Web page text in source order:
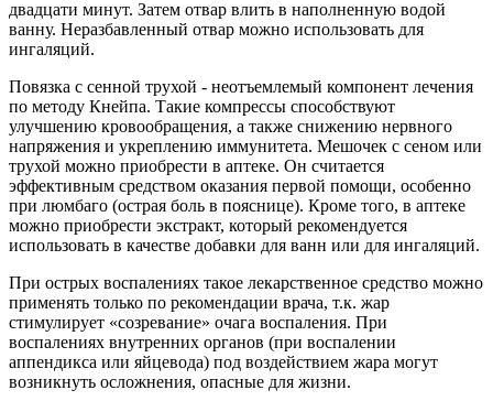
двадцати минут. Затем отвар влить в наполненную водой
ванну. Неразбавленный отвар можно использовать для
ингаляций.
Повязка с сенной трухой - неотъемлемый компонент лечения
по методу Кнейпа. Такие компрессы способствуют
улучшению кровообращения, а также снижению нервного
напряжения и укреплению иммунитета. Мешочек с сеном или
трухой можно приобрести в аптеке. Он считается
эффективным средством оказания первой помощи, особенно
при люмбаго (острая боль в пояснице). Кроме того, в аптеке
можно приобрести экстракт, который рекомендуется
использовать в качестве добавки для ванн или для ингаляций.
При острых воспалениях такое лекарственное средство можно
применять только по рекомендации врача, т.к. жар
стимулирует «созревание» очага воспаления. При
воспалениях внутренних органов (при воспалении
аппендикса или яйцевода) под воздействием жара могут
возникнуть осложнения, опасные для жизни.